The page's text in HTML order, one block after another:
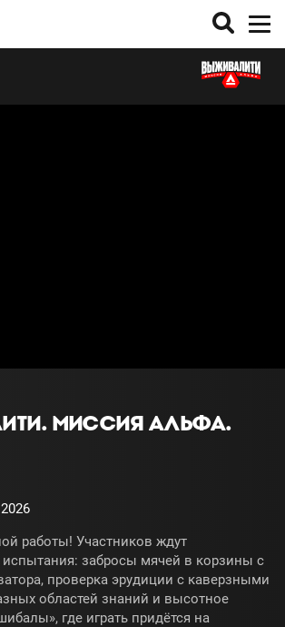
МИССИЯ АЛЬФА.
работы! Участников ждут
забросы мячей в корзины с
проверка эрудиции с каверзными
областей знаний и высотное
где играть придётся на